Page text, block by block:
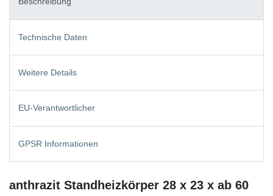
Technische Daten
Weitere Details
EU-Verantwortlicher
GPSR Informationen
anthrazit Standheizkörper 28 x 23 x ab 60